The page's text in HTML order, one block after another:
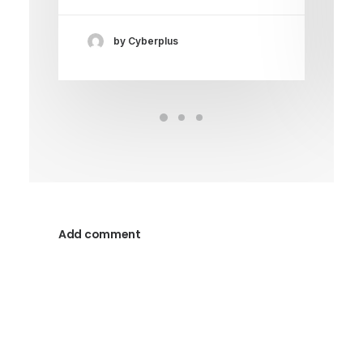
by Cyberplus
Add comment